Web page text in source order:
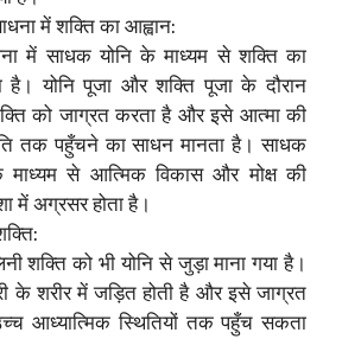
में शक्ति का आह्वान:
में साधक योनि के माध्यम से शक्ति का
है। योनि पूजा और शक्ति पूजा के दौरान
को जाग्रत करता है और इसे आत्मा की
तक पहुँचने का साधन मानता है। साधक
से आत्मिक विकास और मोक्ष की
में अग्रसर होता है।
शक्ति को भी योनि से जुड़ा माना गया है।
के शरीर में जड़ित होती है और इसे जाग्रत
आध्यात्मिक स्थितियों तक पहुँच सकता